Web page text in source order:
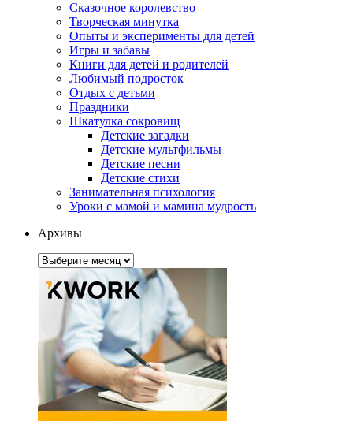
Сказочное королевство
Творческая минутка
Опыты и эксперименты для детей
Игры и забавы
Книги для детей и родителей
Любимый подросток
Отдых с детьми
Праздники
Шкатулка сокровищ
Детские загадки
Детские мультфильмы
Детские песни
Детские стихи
Занимательная психология
Уроки с мамой и мамина мудрость
Архивы
Архивы